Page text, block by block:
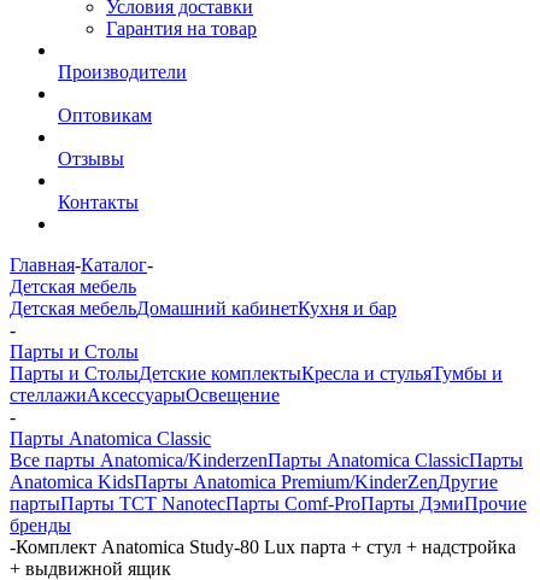
Условия доставки
Гарантия на товар
Производители
Оптовикам
Отзывы
Контакты
Главная-Каталог-
Детская мебель
Детская мебельДомашний кабинетКухня и бар
-
Парты и Столы
Парты и СтолыДетские комплектыКресла и стульяТумбы и
стеллажиАксессуарыОсвещение
-
Парты Anatomica Classic
Все парты Anatomica/KinderzenПарты Anatomica ClassicПарты
Anatomica KidsПарты Anatomica Premium/KinderZenДругие
партыПарты TCT NanotecПарты Comf-ProПарты ДэмиПрочие
бренды
-Комплект Anatomica Study-80 Lux парта + стул + надстройка
+ выдвижной ящик